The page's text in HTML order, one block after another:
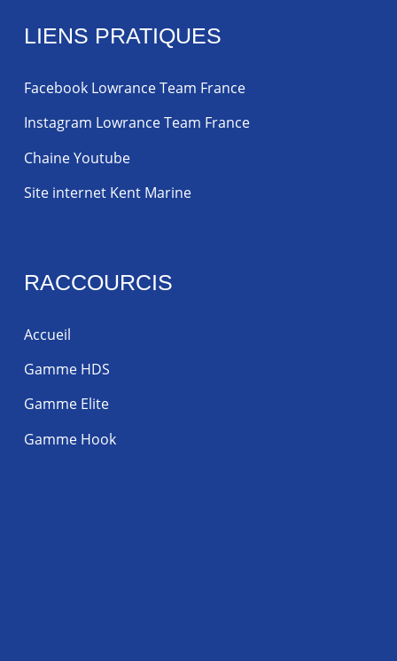
LIENS PRATIQUES
Facebook Lowrance Team France
Instagram Lowrance Team France
Chaine Youtube
Site internet Kent Marine
RACCOURCIS
Accueil
Gamme HDS
Gamme Elite
Gamme Hook